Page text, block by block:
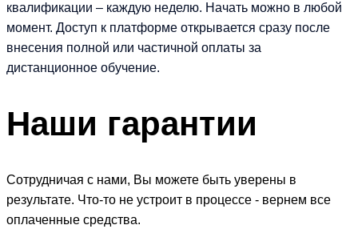
квалификации – каждую неделю. Начать можно в любой
момент. Доступ к платформе открывается сразу после
внесения полной или частичной оплаты за
дистанционное обучение.
Наши гарантии
Сотрудничая с нами, Вы можете быть уверены в
результате. Что-то не устроит в процессе - вернем все
оплаченные средства.